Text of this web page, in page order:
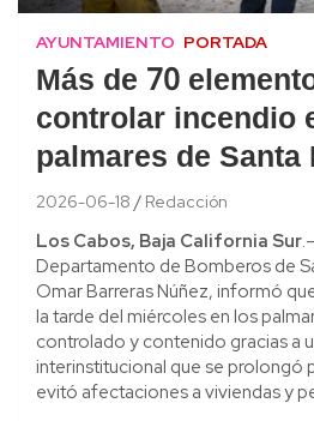
AYUNTAMIENTO PORTADA
Más de 70
controlar incendio
palmares de Santa
2026-06-18 Redacción
Los Cabos, Baja California Sur
Departamento de Bomberos de
Omar Barreras Núñez, informó
la tarde del miércoles en los
controlado y contenido gracias a
interinstitucional que se prolongó
evitó afectaciones a viviendas y